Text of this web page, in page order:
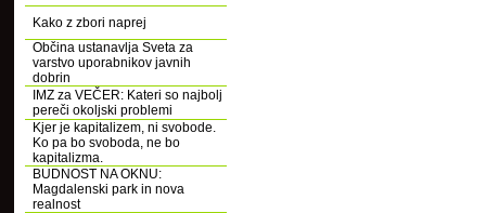
Kako z zbori naprej
Občina ustanavlja Sveta za
varstvo uporabnikov javnih
dobrin
IMZ za VEČER: Kateri so najbolj
pereči okoljski problemi
Kjer je kapitalizem, ni svobode.
Ko pa bo svoboda, ne bo
kapitalizma.
BUDNOST NA OKNU:
Magdalenski park in nova
realnost